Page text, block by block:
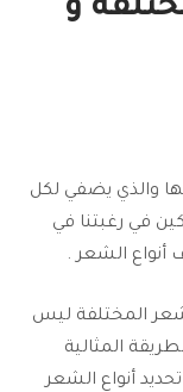
و
والذي يضفي لكل
في رغبتنا في
الشعر .
المختلفة ليس
المثالية
أنواع الشعر